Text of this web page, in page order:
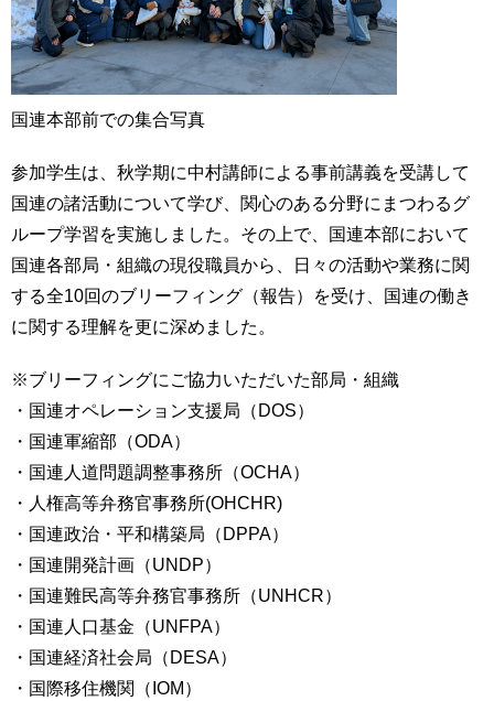
ア
ク
セ
ス
ト
マ
ッ
国連本部前での集合写真
参加学生は、秋学期に中村講師による事前講義を受講して
国連の諸活動について学び、関心のある分野にまつわるグ
ループ学習を実施しました。その上で、国連本部において
国連各部局・組織の現役職員から、日々の活動や業務に関
する全10回のブリーフィング（報告）を受け、国連の働き
に関する理解を更に深めました。
※ブリーフィングにご協力いただいた部局・組織
・国連オペレーション支援局（DOS）
・国連軍縮部（ODA）
・国連人道問題調整事務所（OCHA）
・人権高等弁務官事務所(OHCHR)
・国連政治・平和構築局（DPPA）
・国連開発計画（UNDP）
・国連難民高等弁務官事務所（UNHCR）
・国連人口基金（UNFPA）
・国連経済社会局（DESA）
・国際移住機関（IOM）